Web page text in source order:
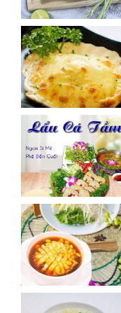
Hình ảnh về Cách
Hình ảnh về SÒ ĐIỆP
Hình ảnh về CÁ TẦM
Hình ảnh về MÓN